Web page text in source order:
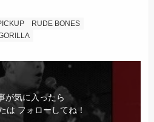
RUDE BONES
が気に入ったら
は フォローしてね！